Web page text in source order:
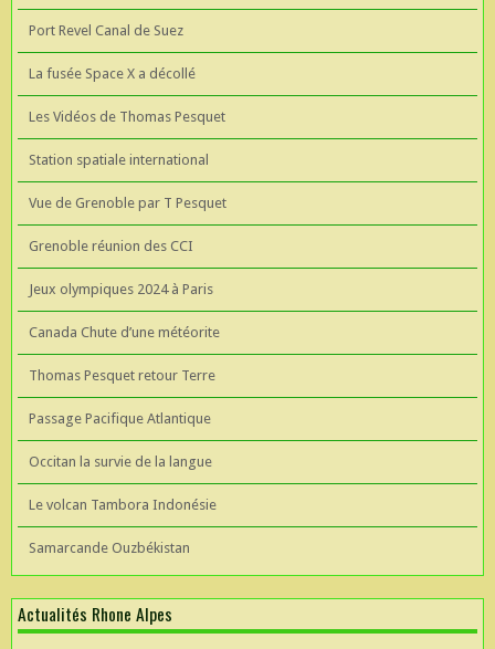
Port Revel Canal de Suez
La fusée Space X a décollé
Les Vidéos de Thomas Pesquet
Station spatiale international
Vue de Grenoble par T Pesquet
Grenoble réunion des CCI
Jeux olympiques 2024 à Paris
Canada Chute d’une météorite
Thomas Pesquet retour Terre
Passage Pacifique Atlantique
Occitan la survie de la langue
Le volcan Tambora Indonésie
Samarcande Ouzbékistan
Actualités Rhone Alpes